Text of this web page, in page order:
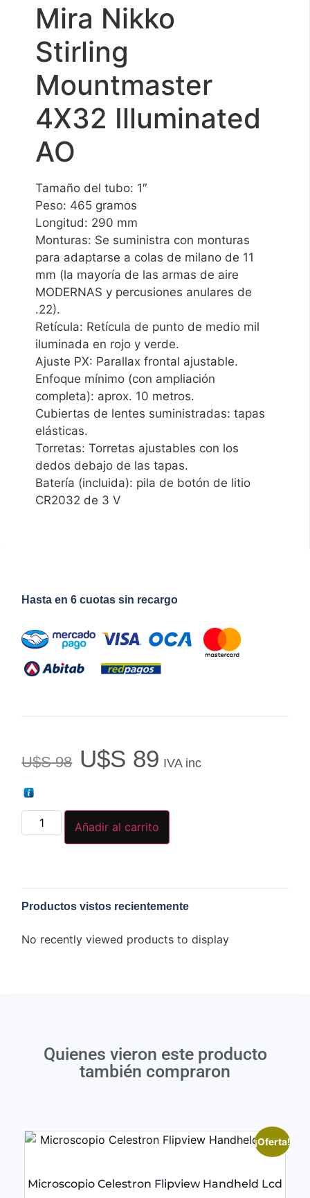
Mira Nikko
Stirling
Mountmaster
4X32 Illuminated
AO
Tamaño del tubo: 1″
Peso: 465 gramos
Longitud: 290 mm
Monturas: Se suministra con monturas
para adaptarse a colas de milano de 11
mm (la mayoría de las armas de aire
MODERNAS y percusiones anulares de
.22).
Retícula: Retícula de punto de medio mil
iluminada en rojo y verde.
Ajuste PX: Parallax frontal ajustable.
Enfoque mínimo (con ampliación
completa): aprox. 10 metros.
Cubiertas de lentes suministradas: tapas
elásticas.
Torretas: Torretas ajustables con los
dedos debajo de las tapas.
Batería (incluida): pila de botón de litio
CR2032 de 3 V
Hasta en 6 cuotas sin recargo
U$S98 U$S 89 IVA inc
Añadir al carrito
Productos vistos recientemente
No recently viewed products to display
Quienes vieron este producto
también compraron
¡Oferta!
Microscopio Celestron Flipview Handheld Lcd